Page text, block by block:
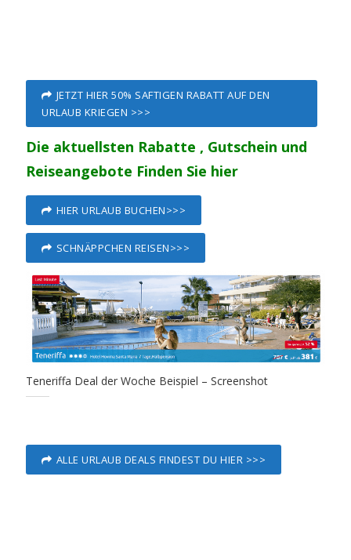
JETZT HIER 50% SAFTIGEN RABATT AUF DEN
URLAUB KRIEGEN >>>
Die aktuellsten Rabatte , Gutschein und
Reiseangebote Finden Sie hier
HIER URLAUB BUCHEN>>>
SCHNÄPPCHEN REISEN>>>
Teneriffa Deal der Woche Beispiel – Screenshot
ALLE URLAUB DEALS FINDEST DU HIER >>>